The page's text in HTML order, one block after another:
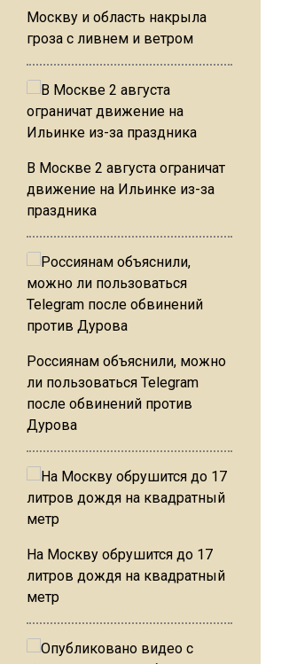
Москву и область накрыла
гроза с ливнем и ветром
В Москве 2 августа ограничат
движение на Ильинке из-за
праздника
Россиянам объяснили, можно
ли пользоваться Telegram
после обвинений против
Дурова
На Москву обрушится до 17
литров дождя на квадратный
метр